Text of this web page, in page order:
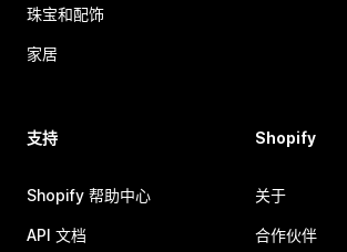
珠宝和配饰
家居
支持
Shopify 帮助中心
API 文档
Shopify
关于
合作伙伴